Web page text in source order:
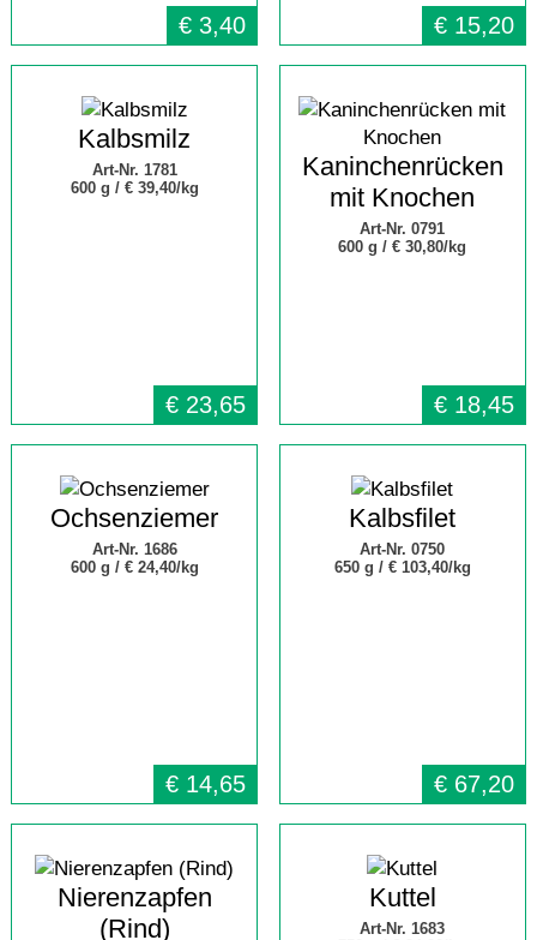
€ 3,40 € 15,20
Kalbsmilz
Art-Nr. 1781
600 g / € 39,40/kg
€ 23,65
Kaninchenrücken
mit Knochen
Art-Nr. 0791
600 g /€ 30,80/kg
€ 18,45
Ochsenziemer
Art-Nr. 1686
600 g / € 24,40/kg
€ 14,65
Kalbsfilet
Art-Nr. 0750
650 g / € 103,40/kg
€ 67,20
Nierenzapfen
(Rind)
Kuttel
Art-Nr. 1683